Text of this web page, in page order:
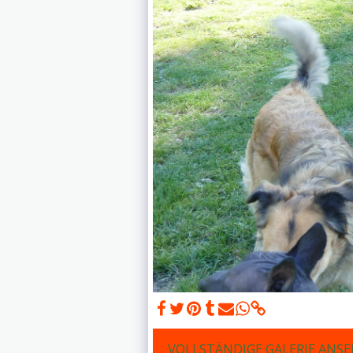
VOLLSTÄNDIGE GALERIE